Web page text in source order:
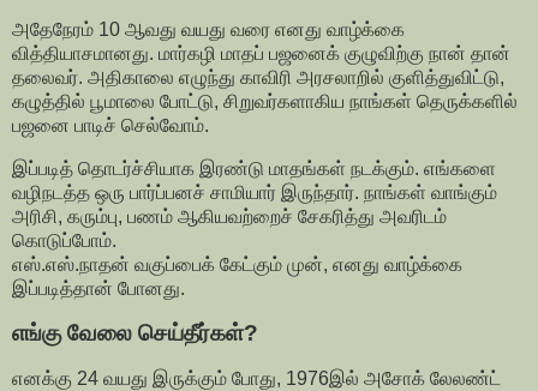
அதேநேரம் 10 ஆவது வயது வரை எனது வாழ்க்கை
வித்தியாசமானது. மார்கழி மாதப் பஜனைக் குழுவிற்கு நான் தான்
தலைவர். அதிகாலை எழுந்து காவிரி அரசலாறில் குளித்துவிட்டு,
கழுத்தில் பூமாலை போட்டு, சிறுவர்களாகிய நாங்கள் தெருக்களில்
பஜனை பாடிச் செல்வோம்.
இப்படித் தொடர்ச்சியாக இரண்டு மாதங்கள் நடக்கும். எங்களை
வழிநடத்த ஒரு பார்ப்பனச் சாமியார் இருந்தார். நாங்கள் வாங்கும்
அரிசி, கரும்பு, பணம் ஆகியவற்றைச் சேகரித்து அவரிடம்
கொடுப்போம்.
எஸ்.எஸ்.நாதன் வகுப்பைக் கேட்கும் முன், எனது வாழ்க்கை
இப்படித்தான் போனது.
எங்கு வேலை செய்தீர்கள்?
எனக்கு 24 வயது இருக்கும் போது, 1976இல் அசோக் லேலண்ட்